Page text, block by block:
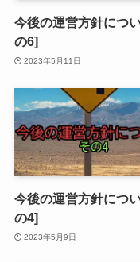
今後の運営方針につ
の6]
2023年5月11日
今後の運営方針につ
の4]
2023年5月9日